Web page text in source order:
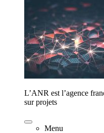
L’ANR est l’agence
sur projets
Menu